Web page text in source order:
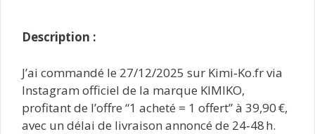
Description :
J’ai commandé le 27/12/2025 sur Kimi‑Ko.fr via
Instagram officiel de la marque KIMIKO,
profitant de l’offre “1 acheté = 1 offert” à 39,90 €,
avec un délai de livraison annoncé de 24‑48 h.